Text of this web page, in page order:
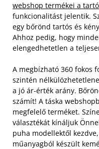
webshop termékei a
funkcionalitást jelentik.
egy bőrönd tartós és
Ahhoz pedig, hogy
elengedhetetlen a
A megbízható 360 fokos
szintén
a jó ár-érték arány.
számít! A táska
megfelelő terméket.
választékát kínáljuk
puha modellektől
műanyagból készült